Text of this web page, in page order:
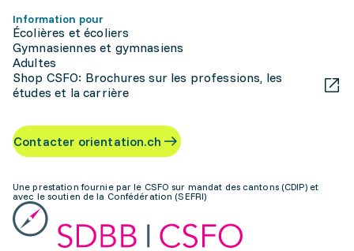
Information pour
Écolières et écoliers
Gymnasiennes et gymnasiens
Adultes
Shop CSFO: Brochures sur les professions, les
études et la carrière
Contacter orientation.ch
Une prestation fournie par le CSFO sur mandat des cantons (CDIP) et
avec le soutien de la Confédération (SEFRI)